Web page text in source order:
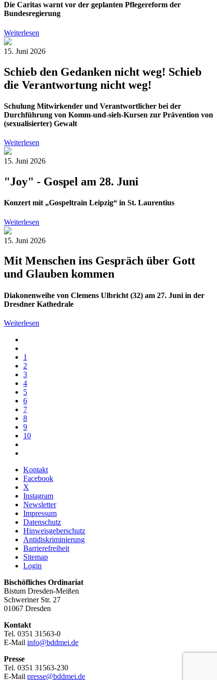
Die Caritas warnt vor der geplanten Pflegereform der
Bundesregierung
Weiterlesen
15. Juni 2026
Schieb den Gedanken nicht weg! Schieb
die Verantwortung nicht weg!
Schulung Mitwirkender und Verantwortlicher bei der
Durchführung von Komm-und-sieh-Kursen zur Prävention von
(sexualisierter) Gewalt
Weiterlesen
15. Juni 2026
"Joy" - Gospel am 28. Juni
Konzert mit „Gospeltrain Leipzig“ in St. Laurentius
Weiterlesen
15. Juni 2026
Mit Menschen ins Gespräch über Gott
und Glauben kommen
Diakonenweihe von Clemens Ulbricht (32) am 27. Juni in der
Dresdner Kathedrale
Weiterlesen
1
2
3
4
5
6
7
8
9
10
Kontakt
Facebook
X
Instagram
Newsletter
Impressum
Datenschutz
Hinweisgeberschutz
Antidiskriminierung
Barrierefreiheit
Sitemap
Login
Bischöfliches Ordinariat
Bistum Dresden-Meißen
Schweriner Str. 27
01067 Dresden
Kontakt
Tel. 0351 31563-0
E-Mail info@bddmei.de
Presse
Tel. 0351 31563-230
E-Mail presse@bddmei.de